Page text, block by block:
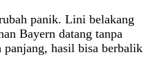
panik. Lini belakang
Bayern datang tanpa
hasil bisa berbalik